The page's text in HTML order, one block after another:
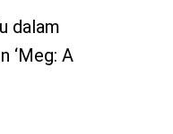
dalam
‘Meg: A